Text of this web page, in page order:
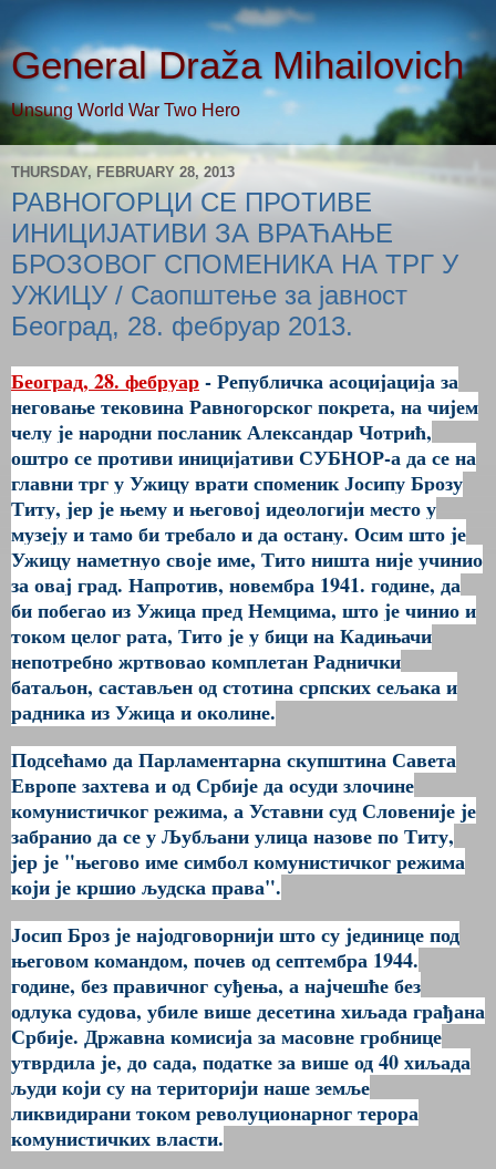
General Draža Mihailovich
Unsung World War Two Hero
THURSDAY, FEBRUARY 28, 2013
РАВНОГОРЦИ СЕ ПРОТИВЕ
ИНИЦИЈАТИВИ ЗА ВРАЋАЊЕ
БРОЗОВОГ СПОМЕНИКА НА ТРГ У
УЖИЦУ / Саопштење за јавност
Београд, 28. фебруар 2013.
Београд, 28. фебруар- Републичка асоцијација за
неговање тековина Равногорског покрета, на чијем
челу је народни посланик Александар Чотрић,
оштро се противи иницијативи СУБНОР-а да се на
главни трг у Ужицу врати споменик Јосипу Брозу
Титу, јер је њему и његовој идеологији место у
музеју и тамо би требало и да остану. Осим што је
Ужицу наметнуо своје име, Тито ништа није учинио
за овај град. Напротив, новембра 1941. године, да
би побегао из Ужица пред Немцима, што је чинио и
током целог рата, Тито је у бици на Кадињачи
непотребно жртвовао комплетан Раднички
батаљон, састављен од стотина српских сељака и
радника из Ужица и околине.
Подсећамо да Парламентарна скупштина Савета
Европе захтева и од Србије да осуди злочине
комунистичког режима, а Уставни суд Словеније је
забранио да се у Љубљани улица назове по Титу,
јер је "његово име симбол комунистичког режима
који је кршио људска права".
Јосип Броз је најодговорнији што су јединице под
његовом командом, почев од септембра 1944.
године, без правичног суђења, а најчешће без
одлука судова, убиле више десетина хиљада грађана
Србије. Државна комисија за масовне гробнице
утврдила је, до сада, податке за више од 40 хиљада
људи који су на територији наше земље
ликвидирани током револуционарног терора
комунистичких власти.